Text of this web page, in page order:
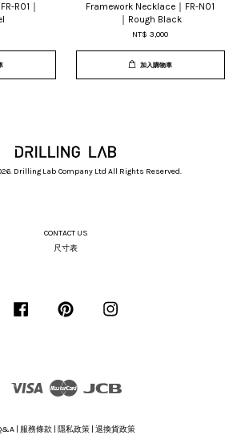
R01｜
Framework Necklace｜FR-N01
｜Rough Black
NT$ 3,000
加入購物車
Drilling Lab Company Ltd All Rights Reserved.
CONTACT US
尺寸表
Facebook Pinterest
Visa Master
| 服務條款| 隱私政策| 退換貨政策